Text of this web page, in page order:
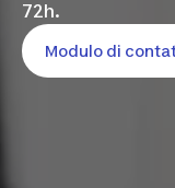
72h.
Modulo di